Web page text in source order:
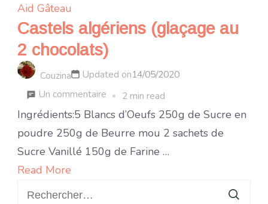
Aid Gâteau
Castels algériens (glaçage au
2 chocolats)
Couzina Updated on14/05/2020
Un commentaire sur
Castels
algériens
(glaçage
2 min read
Ingrédients:5 Blancs d’Oeufs 250g de Sucre en
poudre 250g de Beurre mou 2 sachets de
Sucre Vanillé 150g de Farine …
Read More